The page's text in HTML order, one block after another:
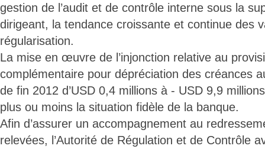
gestion de l’audit et de contrôle interne sous la
dirigeant, la tendance croissante et continue des
régularisation.
La mise en œuvre de l’injonction relative au
complémentaire pour dépréciation des créances
de fin 2012 d’USD 0,4 millions à - USD 9,9
plus ou moins la situation fidèle de la banque.
Afin d’assurer un accompagnement au
relevées, l’Autorité de Régulation et de Contrôle